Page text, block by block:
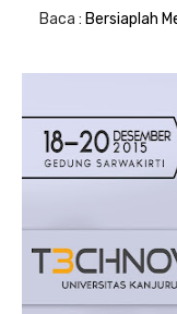
Baca : Bersiaplah